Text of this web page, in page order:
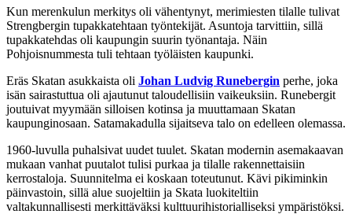
Kun merenkulun merkitys oli vähentynyt, merimiesten tilalle tulivat
Strengbergin tupakkatehtaan työntekijät. Asuntoja tarvittiin, sillä
tupakkatehdas oli kaupungin suurin työnantaja. Näin
Pohjoisnummesta tuli tehtaan työläisten kaupunki.
Eräs Skatan asukkaista oli Johan Ludvig Runebergin perhe, joka
isän sairastuttua oli ajautunut taloudellisiin vaikeuksiin. Runebergit
joutuivat myymään silloisen kotinsa ja muuttamaan Skatan
kaupunginosaan. Satamakadulla sijaitseva talo on edelleen olemassa.
1960-luvulla puhalsivat uudet tuulet. Skatan modernin asemakaavan
mukaan vanhat puutalot tulisi purkaa ja tilalle rakennettaisiin
kerrostaloja. Suunnitelma ei koskaan toteutunut. Kävi pikiminkin
päinvastoin, sillä alue suojeltiin ja Skata luokiteltiin
valtakunnallisesti merkittäväksi kulttuurihistorialliseksi ympäristöksi.